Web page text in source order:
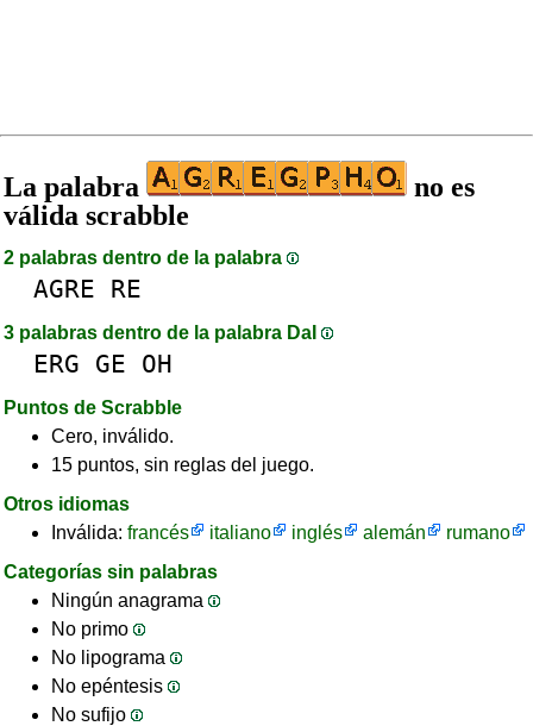
La palabra
no es
válida scrabble
2 palabras dentro de la palabra
AGRE RE
3 palabras dentro de la palabra DaI
ERG GE OH
Puntos de Scrabble
Cero, inválido.
15 puntos, sin reglas del juego.
Otros idiomas
Inválida: francés italiano inglés alemán
rumano
Categorías sin palabras
Ningún anagrama
No primo
No lipograma
No epéntesis
No sufijo